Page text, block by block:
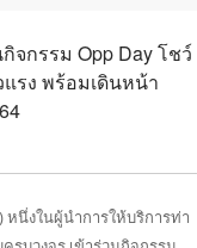
จกรรม Opp Day โชว์
รง พร้อมเดินหน้า
หนึ่งในผู้นำการให้บริการท่า